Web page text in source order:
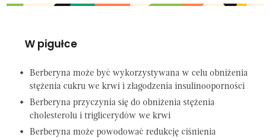
W pigułce
Berberyna może być wykorzystywana w celu obniżenia
stężenia cukru we krwi i złagodzenia insulinooporności
Berberyna przyczynia się do obniżenia stężenia
cholesterolu i triglicerydów we krwi
Berberyna może powodować redukcję ciśnienia